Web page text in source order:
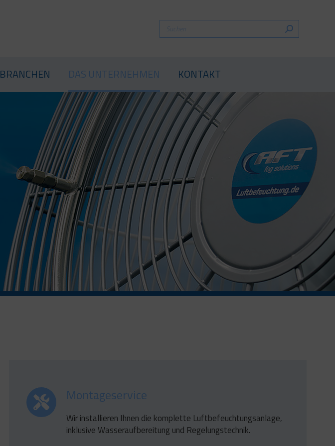
BRANCHEN DAS UNTERNEHMEN KONTAKT
Montageservice
Wir installieren Ihnen die komplette Luftbefeuchtungsanlage,
inklusive Wasseraufbereitung und Regelungstechnik.
DAS UNTERNEHMEN KONTAKT